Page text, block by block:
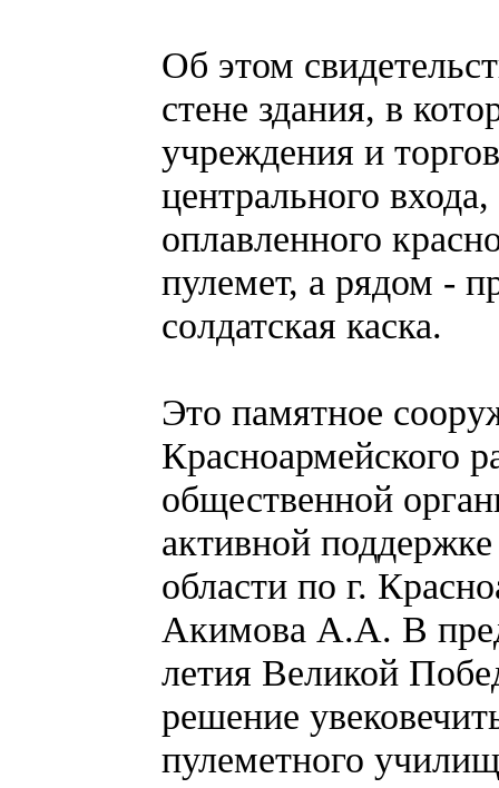
Об этом
стене здания, в
учреждения и
центрального
оплавленного
пулемет, а рядом -
солдатская каска.
Это памятное
Красноармейского
общественной
активной
области по г.
Акимова А.А. В
летия Великой
решение
пулеметного